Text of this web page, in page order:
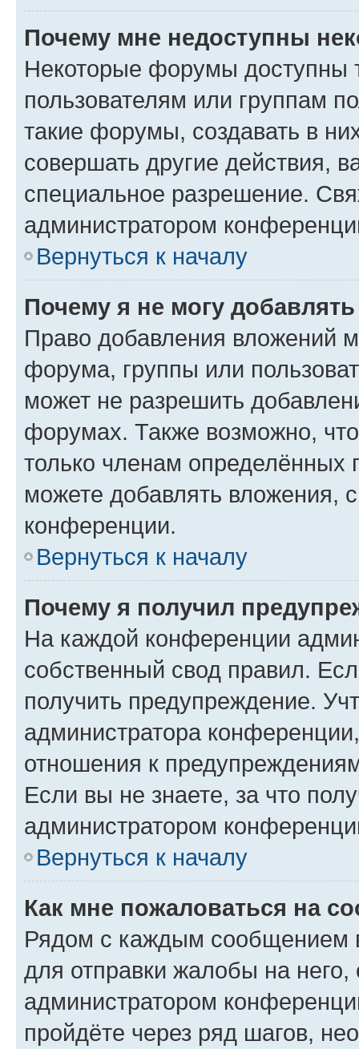
Почему мне недоступны
Некоторые форумы доступны
пользователям или группам
такие форумы, создавать в
совершать другие действия,
специальное разрешение.
администратором
Вернуться к началу
Почему я не могу
Право добавления вложений
форума, группы или
может не разрешить
форумах. Также возможно,
только членам определённых
можете добавлять вложения,
конференции.
Вернуться к началу
Почему я получил
На каждой конференции
собственный свод правил.
получить предупреждение.
администратора
отношения к
Если вы не знаете, за что
администратором
Вернуться к началу
Как мне пожаловаться на
Рядом с каждым сообщением
для отправки жалобы на
администратором
пройдёте через ряд шагов,